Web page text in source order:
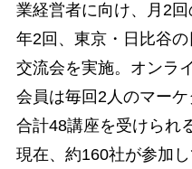
業経営者に向け、月2回
年2回、東京・日比谷
交流会を実施。オンラ
会員は毎回2人のマーケ
合計48講座を受けられ
現在、約160社が参加し